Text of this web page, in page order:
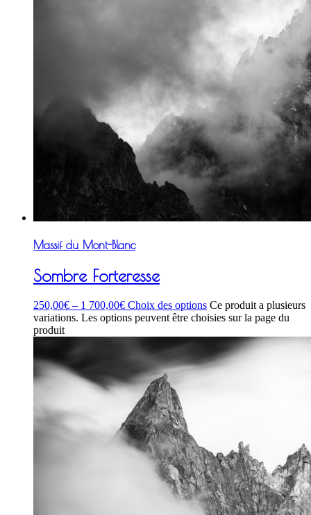
Massif du Mont-Blanc
Sombre Forteresse
250,00€ – 1 700,00€ Choix des options Ce produit a plusieurs
variations. Les options peuvent être choisies sur la page du
produit